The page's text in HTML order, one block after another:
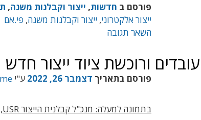
פורסם ב חדשות, ייצור וקבלנות משנה,
ייצור אלקטרוני, ייצור וקבלנות משנה, פי.אם
השאר תגובה
פורסם בתאריך דצמבר 26, 2022 ע"י
בתמונה למעלה: מנכ"ל קבלנית הייצור USR, אדי גז